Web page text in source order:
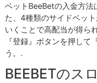
ベットBeeBetの入金方法
た、4種類のサイドベッ
いくことで高配当が得ら
『登録』ボタンを押して
う。.
BEEBETのス